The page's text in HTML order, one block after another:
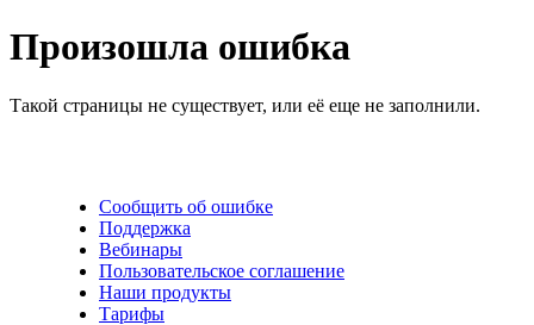
Произошла ошибка
Такой страницы не существует, или её еще не заполнили.
Сообщить об ошибке
Поддержка
Вебинары
Пользовательское соглашение
Наши продукты
Тарифы